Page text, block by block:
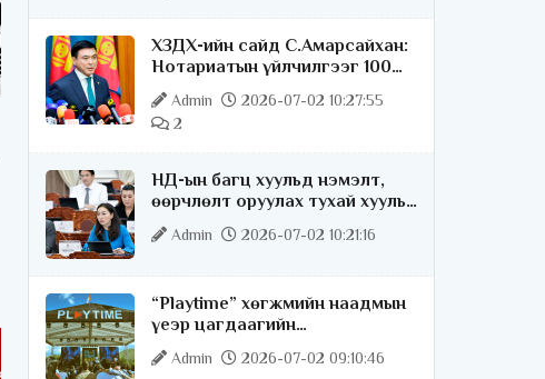
ХЗДХ-ийн сайд С.Амарсайхан:
Нотариатын үйлчилгээг 100
хувь цахимжуулна
Admin
2026-07-02 10:27:55
2
НД-ын багц хуульд нэмэлт,
өөрчлөлт оруулах тухай хууль
батлагдлаа
Admin 2026-07-02 10:21:16
“Playtime” хөгжмийн наадмын
үеэр цагдаагийн
байгууллагаас 24 цагаар
хяналт тавина
Admin 2026-07-02 09:10:46